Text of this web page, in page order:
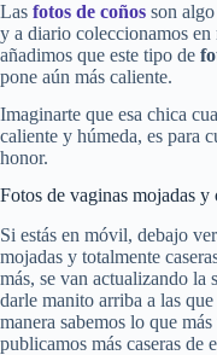
Las fotos de coños son
y a diario coleccionamos
añadimos que este tipo de
pone aún más caliente.
Imaginarte que esa chica
caliente y húmeda, es para
honor.
Fotos de vaginas mojadas y
Si estás en móvil, debajo
mojadas y totalmente
más, se van actualizando la
darle manito arriba a las
manera sabemos lo que
publicamos más caseras de